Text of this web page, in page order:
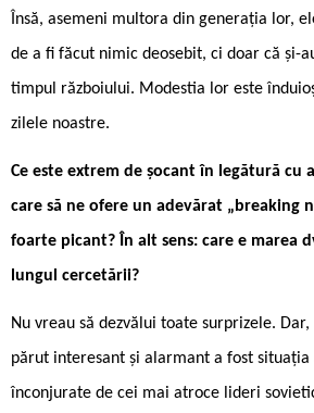
Însă, asemeni multora din generația lor,
de a fi făcut nimic deosebit, ci doar că și-
timpul războiului. Modestia lor este
zilele noastre.
Ce este extrem de șocant în legătură cu
care să ne ofere un adevărat „breaking
foarte picant? În alt sens: care e marea
lungul cercetării?
Nu vreau să dezvălui toate surprizele.
părut interesant și alarmant a fost situația
înconjurate de cei mai atroce lideri